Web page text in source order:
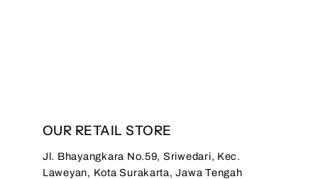
OUR RETAIL STORE
Jl. Bhayangkara No.59, Sriwedari, Kec.
Laweyan, Kota Surakarta, Jawa Tengah